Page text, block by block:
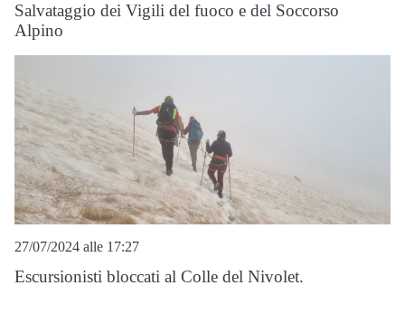
Salvataggio dei Vigili del fuoco e del Soccorso
Alpino
27/07/2024 alle 17:27
Escursionisti bloccati al Colle del Nivolet.